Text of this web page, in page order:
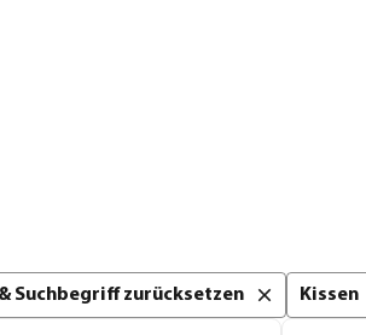
Suchbegriff zurücksetzen
Kissen